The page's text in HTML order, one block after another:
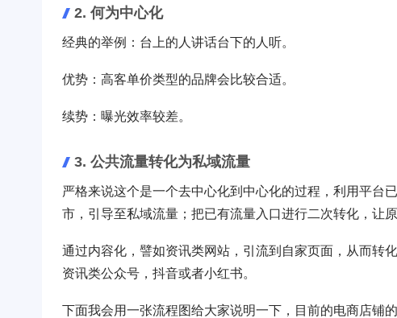
2. 何为中心化
经典的举例：台上的人讲话台下的人听。
优势：高客单价类型的品牌会比较合适。
续势：曝光效率较差。
3. 公共流量转化为私域流量
严格来说这个是一个去中心化到中心化的过程，利用平台
市，引导至私域流量；把已有流量入口进行二次转化，让
通过内容化，譬如资讯类网站，引流到自家页面，从而转
资讯类公众号，抖音或者小红书。
下面我会用一张流程图给大家说明一下，目前的电商店铺